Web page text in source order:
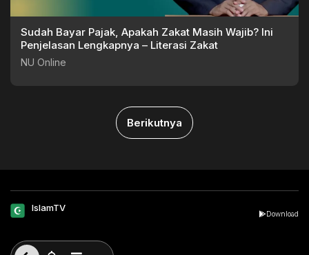
Sudah Bayar Pajak, Apakah Zakat Masih Wajib? Ini
Penjelasan Lengkapnya – Literasi Zakat
NU Online
Berikutnya
IslamTV
Download